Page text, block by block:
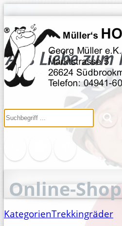
Online-Shop
KategorienTrekkingräder